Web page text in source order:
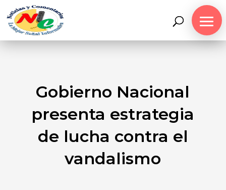
Gobierno Nacional
presenta estrategia
de lucha contra el
vandalismo